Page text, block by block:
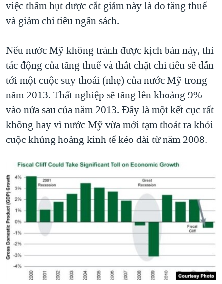
việc thâm hụt được cắt giảm này là do tăng thuế
và giảm chi tiêu ngân sách.
Nếu nước Mỹ không tránh được kịch bản này, thì
tác động của tăng thuế và thắt chặt chi tiêu sẽ dẫn
tới một cuộc suy thoái (nhẹ) của nước Mỹ trong
năm 2013. Thất nghiệp sẽ tăng lên khoảng 9%
vào nửa sau của năm 2013. Đây là một kết cục rất
không hay vì nước Mỹ vừa mới tạm thoát ra khỏi
cuộc khủng hoảng kinh tế kéo dài từ năm 2008.